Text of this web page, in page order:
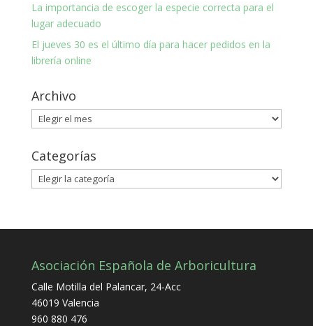
La importancia de escoger la especie correcta para el
lugar adecuado
El jueves 30 es el último día para hacer pedidos en la
librería online
Archivo
Archivo
Categorías
Categorías
Asociación Española de Arboricultura
Calle Motilla del Palancar, 24-Acc
46019 Valencia
960 880 476